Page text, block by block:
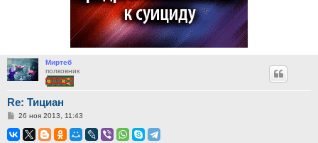
Миртеб
полковник
Re: Тициан
Сообщение
26 ноя 2013, 11:43